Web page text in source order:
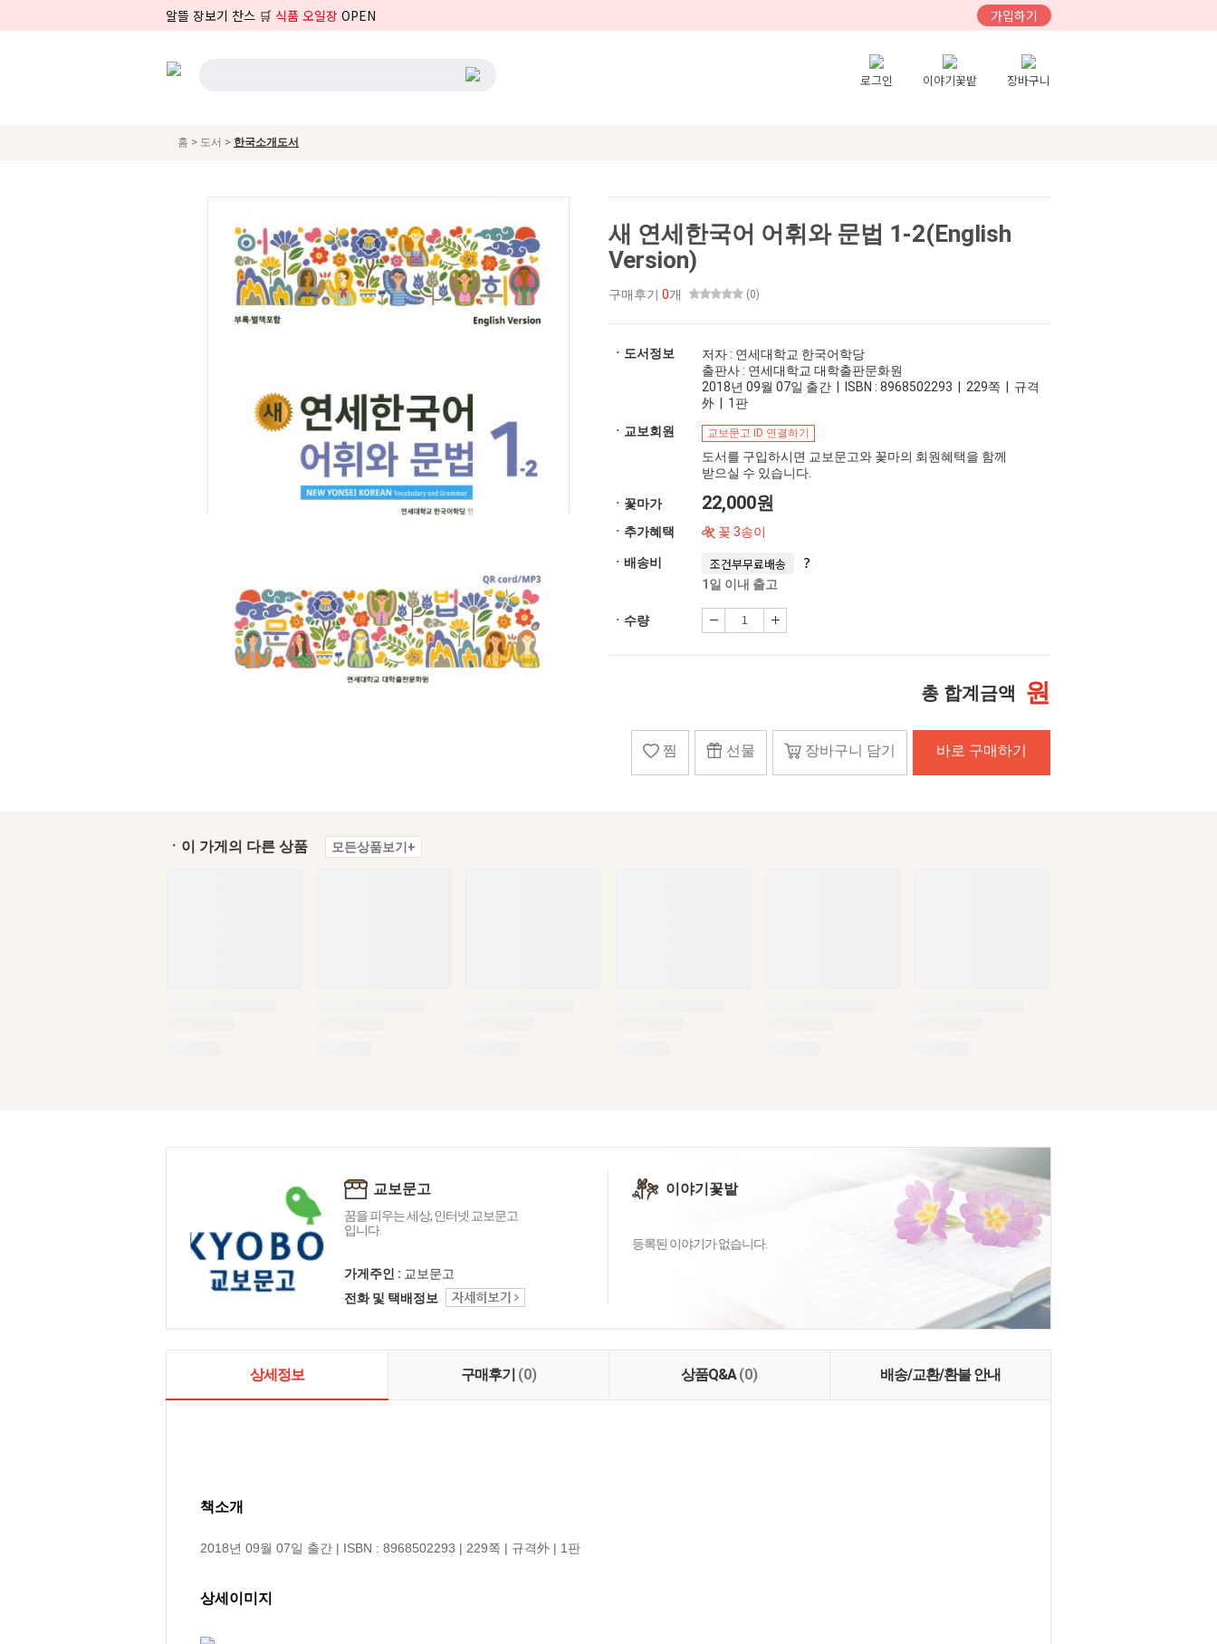
알뜰 장보기 찬스 🛒 식품 오일장 OPEN 가입하기
로그인 이야기꽃밭 장바구니
홈 > 도서 > 한국소개도서
새 연세한국어 어휘와 문법 1-2(English
Version)
구매후기 0개 (0)
ㆍ도서정보
저자 : 연세대학교 한국어학당
출판사 : 연세대학교 대학출판문화원
2018년 09월 07일 출간 | ISBN : 8968502293 | 229쪽 | 규격
外 | 1판
ㆍ교보회원
교보문고 ID 연결하기
도서를 구입하시면 교보문고와 꽃마의 회원혜택을 함께
받으실 수 있습니다.
ㆍ꽃마가 22,000원
ㆍ추가혜택 꽃 3송이
ㆍ배송비 조건부무료배송
1일 이내 출고
ㆍ수량
총 합계금액 원
찜 선물 장바구니 담기 바로 구매하기
ㆍ이 가게의 다른 상품 모든상품보기+
교보문고
꿈을 피우는 세상, 인터넷 교보문고
입니다.
가게주인 : 교보문고
전화 및 택배정보
이야기꽃밭
등록된 이야기가 없습니다.
상세정보 구매후기 (0) 상품Q&A(0) 배송/교환/환불 안내
책소개
2018년 09월 07일 출간 | ISBN : 8968502293 | 229쪽 | 규격外 | 1판
상세이미지